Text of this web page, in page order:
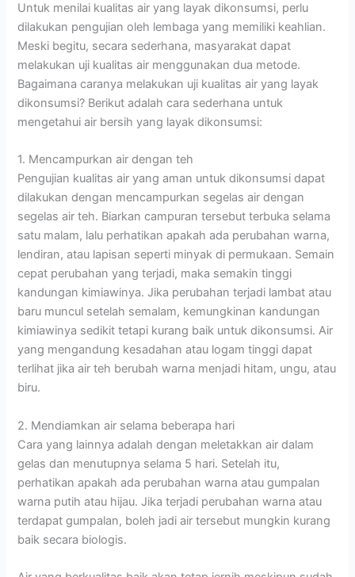
Untuk menilai kualitas air yang layak dikonsumsi, perlu
dilakukan pengujian oleh lembaga yang memiliki keahlian.
Meski begitu, secara sederhana, masyarakat dapat
melakukan uji kualitas air menggunakan dua metode.
Bagaimana caranya melakukan uji kualitas air yang layak
dikonsumsi? Berikut adalah cara sederhana untuk
mengetahui air bersih yang layak dikonsumsi:
1. Mencampurkan air dengan teh
Pengujian kualitas air yang aman untuk dikonsumsi dapat
dilakukan dengan mencampurkan segelas air dengan
segelas air teh. Biarkan campuran tersebut terbuka selama
satu malam, lalu perhatikan apakah ada perubahan warna,
lendiran, atau lapisan seperti minyak di permukaan. Semain
cepat perubahan yang terjadi, maka semakin tinggi
kandungan kimiawinya. Jika perubahan terjadi lambat atau
baru muncul setelah semalam, kemungkinan kandungan
kimiawinya sedikit tetapi kurang baik untuk dikonsumsi. Air
yang mengandung kesadahan atau logam tinggi dapat
terlihat jika air teh berubah warna menjadi hitam, ungu, atau
biru.
2. Mendiamkan air selama beberapa hari
Cara yang lainnya adalah dengan meletakkan air dalam
gelas dan menutupnya selama 5 hari. Setelah itu,
perhatikan apakah ada perubahan warna atau gumpalan
warna putih atau hijau. Jika terjadi perubahan warna atau
terdapat gumpalan, boleh jadi air tersebut mungkin kurang
baik secara biologis.